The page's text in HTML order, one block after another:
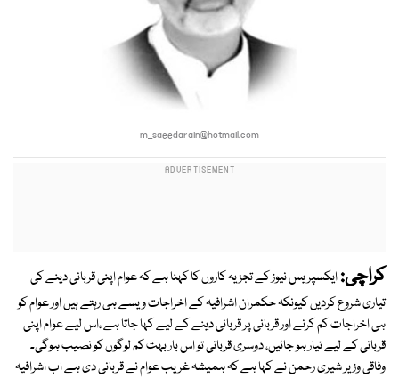
m_saeedarain@hotmail.com
کراچی:ایکسپریس نیوز کے تجزیہ کاروں کا کہنا ہے کہ عوام اپنی قربانی دینے کی
تیاری شروع کردیں کیونکہ حکمران اشرافیہ کے اخراجات ویسے ہی رہتے ہیں اور عوام کو
ہی اخراجات کم کرنے اور قربانی پر قربانی دینے کے لیے کہا جاتا ہے ،اس لیے عوام اپنی
قربانی کے لیے تیار ہو جائیں، دوسری قربانی تو اس بار بہت کم لوگوں کو نصیب ہوگی۔
وفاقی وزیر شیری رحمن نے کہا ہے کہ ہمیشہ غریب عوام نے قربانی دی ہے اب اشرافیہ